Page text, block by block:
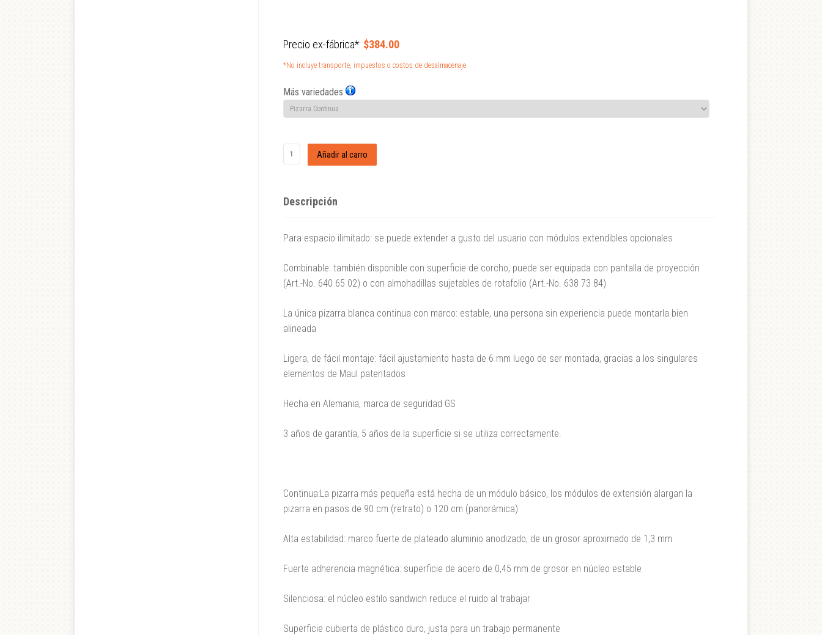
Precio ex-fábrica*: $384.00
*No incluye transporte, impuestos o costos de desalmacenaje.
Más variedades
Descripción
Para espacio ilimitado: se puede extender a gusto del usuario con módulos extendibles opcionales
Combinable: también disponible con superficie de corcho, puede ser equipada con pantalla de proyección
(Art.-No. 640 65 02) o con almohadillas sujetables de rotafolio (Art.-No. 638 73 84)
La única pizarra blanca continua con marco: estable, una persona sin experiencia puede montarla bien
alineada
Ligera, de fácil montaje: fácil ajustamiento hasta de 6 mm luego de ser montada, gracias a los singulares
elementos de Maul patentados
Hecha en Alemania, marca de seguridad GS
3 años de garantía, 5 años de la superficie si se utiliza correctamente.
Continua:La pizarra más pequeña está hecha de un módulo básico, los módulos de extensión alargan la
pizarra en pasos de 90 cm (retrato) o 120 cm (panorámica)
Alta estabilidad: marco fuerte de plateado aluminio anodizado, de un grosor aproximado de 1,3 mm
Fuerte adherencia magnética: superficie de acero de 0,45 mm de grosor en núcleo estable
Silenciosa: el núcleo estilo sandwich reduce el ruido al trabajar
Superficie cubierta de plástico duro, justa para un trabajo permanente